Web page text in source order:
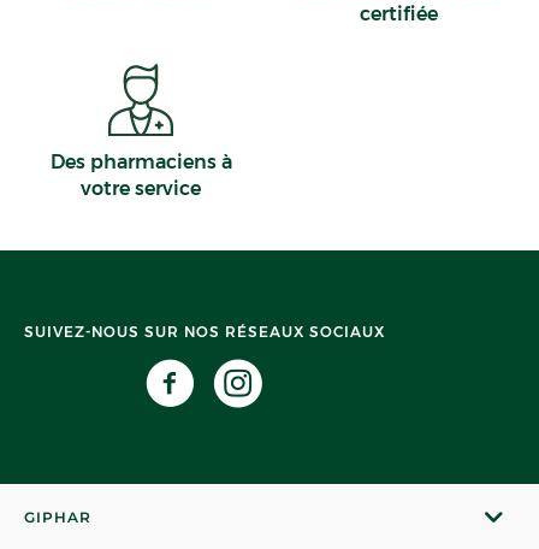
certifiée
Des pharmaciens à
votre service
SUIVEZ-NOUS SUR NOS RÉSEAUX SOCIAUX
GIPHAR